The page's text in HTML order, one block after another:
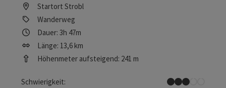
Startort Strobl
Wanderweg
Dauer: 3h 47m
Länge: 13,6 km
Höhenmeter aufsteigend: 241 m
Schwierigkeit:
Mittel